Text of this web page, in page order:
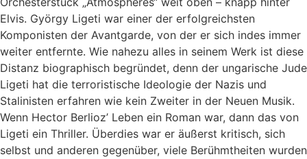
Elvis. György Ligeti war einer der erfolgreichsten
Komponisten der Avantgarde, von der er sich indes immer
weiter entfernte. Wie nahezu alles in seinem Werk ist diese
Distanz biographisch begründet, denn der ungarische Jude
Ligeti hat die terroristische Ideologie der Nazis und
Stalinisten erfahren wie kein Zweiter in der Neuen Musik.
Wenn Hector Berlioz’ Leben ein Roman war, dann das von
Ligeti ein Thriller. Überdies war er äußerst kritisch, sich
selbst und anderen gegenüber, viele Berühmtheiten wurden